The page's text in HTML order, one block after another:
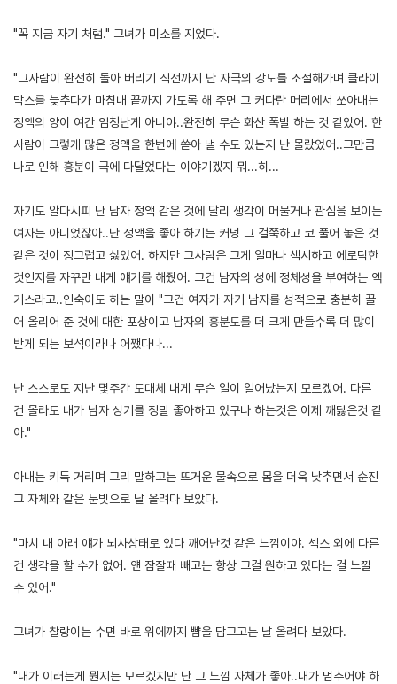
"꼭 지금 자기 처럼." 그녀가 미소를 지었다.
"그사람이 완전히 돌아 버리기 직전까지 난 자극의 강도를 조절해가며 클라이
막스를 늦추다가 마침내 끝까지 가도록 해 주면 그 커다란 머리에서 쏘아내는
정액의 양이 여간 엄청난게 아니야..완전히 무슨 화산 폭발 하는 것 같았어. 한
사람이 그렇게 많은 정액을 한번에 쏟아 낼 수도 있는지 난 몰랐었어..그만큼
나로 인해 흥분이 극에 다달었다는 이야기겠지 뭐...히...
자기도 알다시피 난 남자 정액 같은 것에 달리 생각이 머물거나 관심을 보이는
여자는 아니었잖아..난 정액을 좋아 하기는 커녕 그 걸쭉하고 코 풀어 놓은 것
같은 것이 징그럽고 싫었어. 하지만 그사람은 그게 얼마나 섹시하고 에로틱한
것인지를 자꾸만 내게 얘기를 해줬어. 그건 남자의 성에 정체성을 부여하는 엑
기스라고..인숙이도 하는 말이 "그건 여자가 자기 남자를 성적으로 충분히 끌
어 올리어 준 것에 대한 포상이고 남자의 흥분도를 더 크게 만들수록 더 많이
받게 되는 보석이라나 어쨌다나...
난 스스로도 지난 몇주간 도대체 내게 무슨 일이 일어났는지 모르겠어. 다른
건 몰라도 내가 남자 성기를 정말 좋아하고 있구나 하는것은 이제 깨닳은것 같
아."
아내는 키득 거리며 그리 말하고는 뜨거운 물속으로 몸을 더욱 낮추면서 순진
그 자체와 같은 눈빛으로 날 올려다 보았다.
"마치 내 아래 얘가 뇌사상태로 있다 깨어난것 같은 느낌이야. 섹스 외에 다른
건 생각을 할 수가 없어. 얜 잠잘때 빼고는 항상 그걸 원하고 있다는 걸 느낄
수 있어."
그녀가 찰랑이는 수면 바로 위에까지 뺨을 담그고는 날 올려다 보았다.
"내가 이러는게 뭔지는 모르겠지만 난 그 느낌 자체가 좋아..내가 멈추어야 하